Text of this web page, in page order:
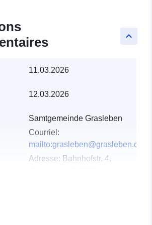
keyboard_arrow_up
11.03.2026
12.03.2026
Samtgemeinde Grasleben
Courriel:
mailto:grasleben@grasleben.de
Adresse: Bahnhofstr. 4,